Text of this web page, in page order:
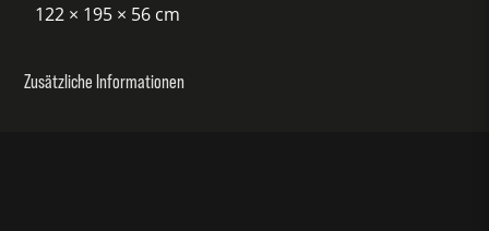
122 × 195 × 56 cm
Zusätzliche Informationen